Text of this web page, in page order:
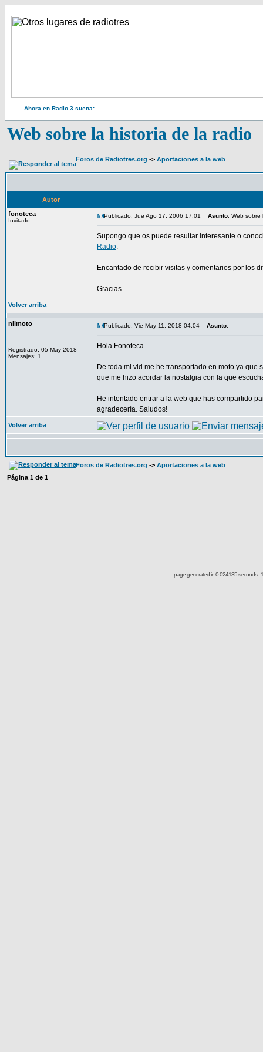
Ahora en Radio 3 suena:
Web sobre la historia de la radio
Foros de Radiotres.org -> Aportaciones a la web
Autor
fonoteca
Invitado
Publicado: Jue Ago 17, 2006 17:01 Asunto: Web sobre
Supongo que os puede resultar interesante o
Radio.
Encantado de recibir visitas y comentarios por los
Gracias.
Volver arriba
nilmoto
Registrado: 05 May 2018
Mensajes: 1
Publicado: Vie May 11, 2018 04:04 Asunto:
Hola Fonoteca.
De toda mi vid me he transportado en moto ya
que me hizo acordar la nostalgia con la que
He intentado entrar a la web que has compartido
agradecería. Saludos!
Volver arriba
Foros de Radiotres.org -> Aportaciones a la web
Página 1 de 1
page generated in 0.024135 seconds :